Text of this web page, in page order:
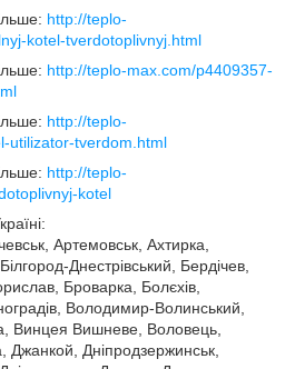
http://teplo-
kotel-tverdotoplivnyj.html
http://teplo-max.com/p4409357-
http://teplo-
utilizator-tverdom.html
http://teplo-
kotel
Артемовськ, Ахтирка,
Днестрівський, Бердічев,
Броварка, Болєхів,
Володимир-Волинський,
Винцея Вишневе, Воловець,
Джанкой, Дніпродзержинськ,